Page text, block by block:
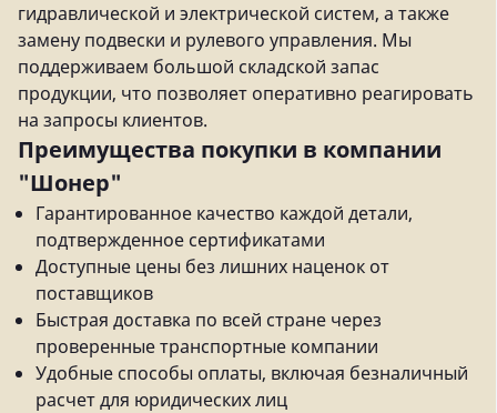
гидравлической и электрической систем, а также
замену подвески и рулевого управления. Мы
поддерживаем большой складской запас
продукции, что позволяет оперативно реагировать
на запросы клиентов.
Преимущества покупки в компании
"Шонер"
Гарантированное качество каждой детали,
подтвержденное сертификатами
Доступные цены без лишних наценок от
поставщиков
Быстрая доставка по всей стране через
проверенные транспортные компании
Удобные способы оплаты, включая безналичный
расчет для юридических лиц